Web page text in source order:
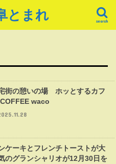
とまれ search
街の憩いの場 ホッとするカフ
waco
ケーキとフレンチトーストが大
のグランシャリオが12月30日を